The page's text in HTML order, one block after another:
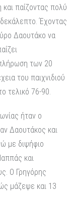
παίζοντας πολύ
Έχοντας
Δαουτάκο να
των 20
του παιχνιδιού
τελικό 76-90.
ήταν ο
Δαουτάκος και
με διψήφιο
και
Ο Γρηγόρης
μάζεψε και 13